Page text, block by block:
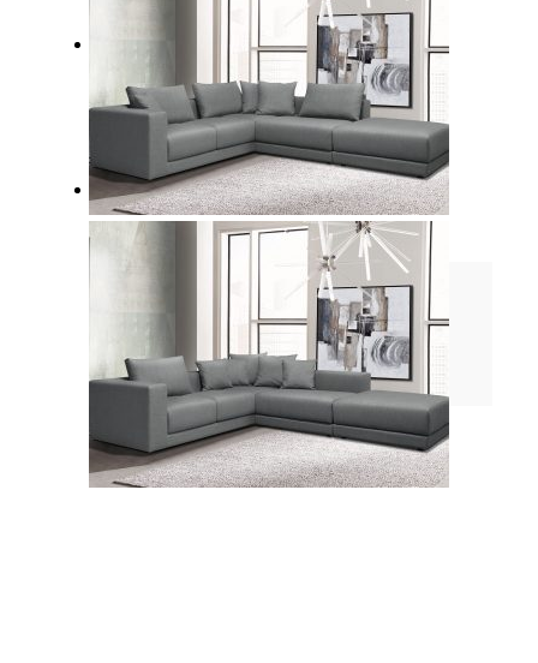
Επικοινωνία
Δίκτυο Πωλήσεων